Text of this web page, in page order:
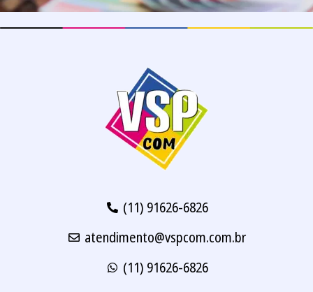
(11) 91626-6826
atendimento@vspcom.com.br
(11) 91626-6826